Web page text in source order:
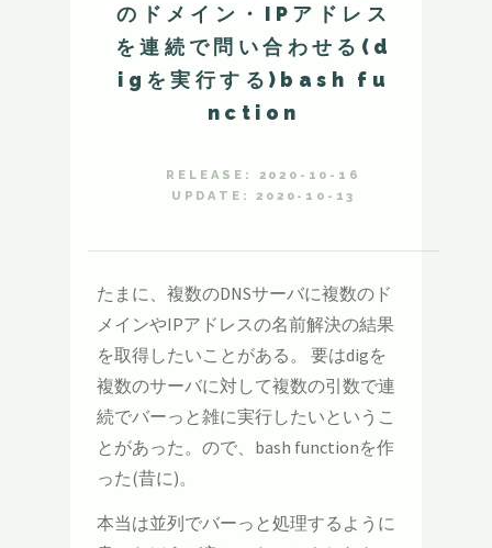
のドメイン・IPアドレス
を連続で問い合わせる(d
igを実行する)bash fu
nction
RELEASE: 2020-10-16
UPDATE: 2020-10-13
たまに、複数のDNSサーバに複数のド
メインやIPアドレスの名前解決の結果
を取得したいことがある。 要はdigを
複数のサーバに対して複数の引数で連
続でバーっと雑に実行したいというこ
とがあった。ので、bash functionを作
った(昔に)。
本当は並列でバーっと処理するように